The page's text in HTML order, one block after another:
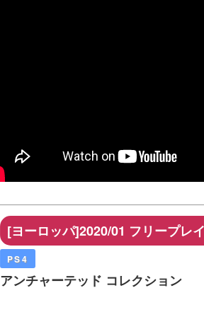
[ヨーロッパ]2020/01 フリープレ
PS4
アンチャーテッド コレクション